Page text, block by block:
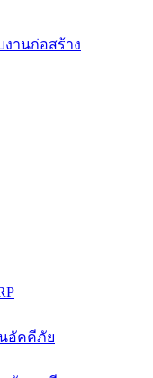
านก่อสร้าง
อัคคีภัย